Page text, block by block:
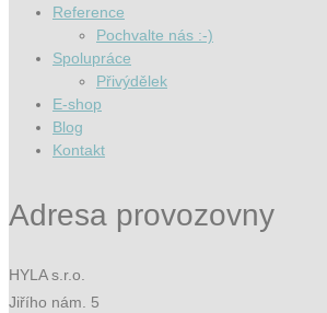
Reference
Pochvalte nás :-)
Spolupráce
Přivýdělek
E-shop
Blog
Kontakt
Adresa provozovny
HYLA s.r.o.
Jiřího nám. 5